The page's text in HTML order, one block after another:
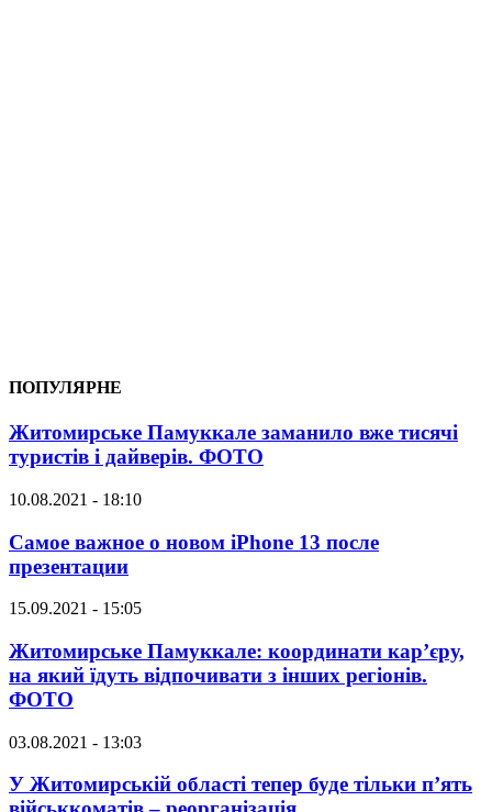
ПОПУЛЯРНЕ
Житомирське Памуккале заманило вже тисячі
туристів і дайверів. ФОТО
10.08.2021 - 18:10
Самое важное о новом iPhone 13 после
презентации
15.09.2021 - 15:05
Житомирське Памуккале: координати кар’єру,
на який їдуть відпочивати з інших регіонів.
ФОТО
03.08.2021 - 13:03
У Житомирській області тепер буде тільки п’ять